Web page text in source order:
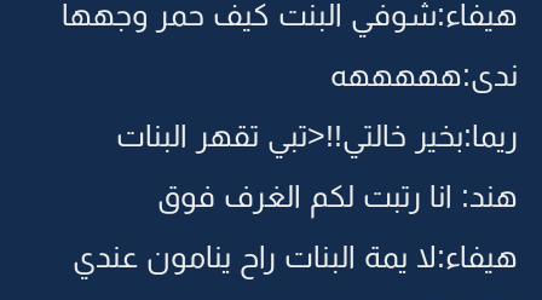
هيفاء:شوفي البنت كيف حمر وجهها
ندى:هههههه
ريما:بخير خالتي!!<تبي تقهر البنات
هند: انا رتبت لكم الغرف فوق
هيفاء:لا يمة البنات راح ينامون عندي